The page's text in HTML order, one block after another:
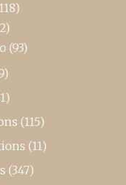
(93)
(115)
(11)
(347)